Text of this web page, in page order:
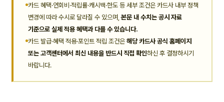
카드 혜택·연회비·적립률·캐시백·한도 등 세부 조건은 카드사 내부 정책
변경에 따라 수시로 달라질 수 있으며,본문 내 수치는 공시 자료
기준으로 실제 적용 혜택과 다를 수 있습니다.
카드 발급·혜택 적용·포인트 적립 조건은 해당 카드사 공식 홈페이지
또는 고객센터에서 최신 내용을 반드시 직접 확인하신 후 결정하시기
바랍니다.